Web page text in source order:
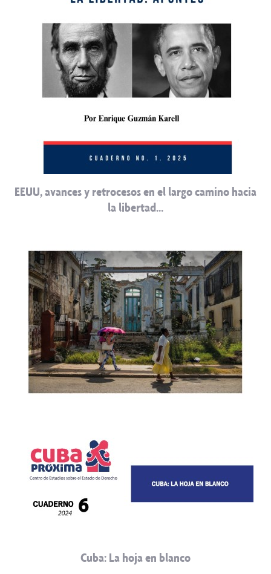
EEUU, avances y retrocesos en el largo camino hacia
la libertad…
Cuba: La hoja en blanco